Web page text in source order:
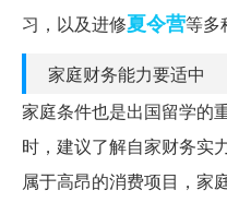
习，以及进修夏令营等多
家庭财务能力要适中
家庭条件也是出国留学的
时，建议了解自家财务实
属于高昂的消费项目，家